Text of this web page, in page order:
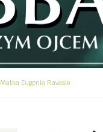
Matka Eugenia Ravasio